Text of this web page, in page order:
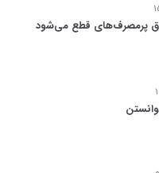
پرمصرف‌های قطع می‌شود